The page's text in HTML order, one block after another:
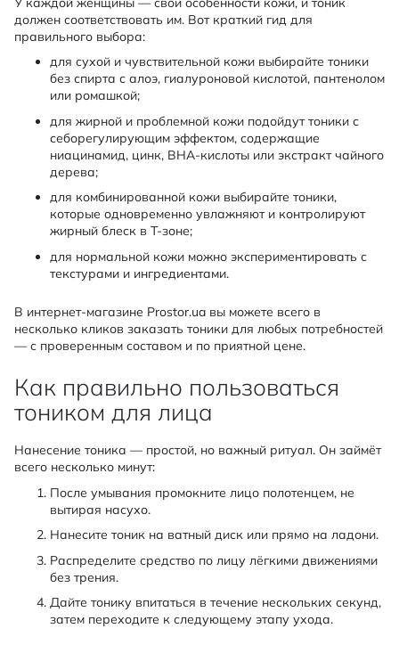
должен соответствовать им. Вот краткий гид для
правильного выбора:
для сухой и чувствительной кожи выбирайте тоники
без спирта с алоэ, гиалуроновой кислотой, пантенолом
или ромашкой;
для жирной и проблемной кожи подойдут тоники с
себорегулирующим эффектом, содержащие
ниацинамид, цинк, BHA-кислоты или экстракт чайного
дерева;
для комбинированной кожи выбирайте тоники,
которые одновременно увлажняют и контролируют
жирный блеск в Т-зоне;
для нормальной кожи можно экспериментировать с
текстурами и ингредиентами.
В интернет-магазине Prostor.ua вы можете всего в
несколько кликов заказать тоники для любых потребностей
— с проверенным составом и по приятной цене.
Как правильно пользоваться
тоником для лица
Нанесение тоника — простой, но важный ритуал. Он займёт
всего несколько минут:
После умывания промокните лицо полотенцем, не
вытирая насухо.
Нанесите тоник на ватный диск или прямо на ладони.
Распределите средство по лицу лёгкими движениями
без трения.
Дайте тонику впитаться в течение нескольких секунд,
затем переходите к следующему этапу ухода.